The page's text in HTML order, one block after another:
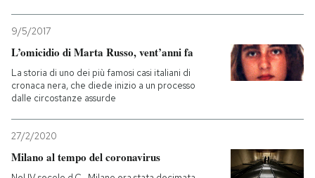
9/5/2017
L’omicidio di Marta Russo, vent’anni fa
La storia di uno dei più famosi casi italiani di
cronaca nera, che diede inizio a un processo
dalle circostanze assurde
27/2/2020
Milano al tempo del coronavirus